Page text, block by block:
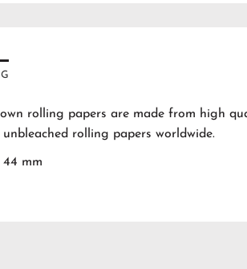
rolling papers are made from high
unbleached rolling papers worldwide.
44 mm